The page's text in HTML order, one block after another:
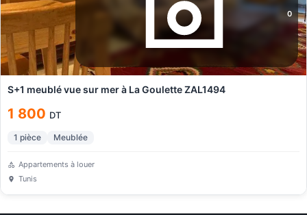
0
S+1 meublé vue sur mer à La Goulette ZAL1494
1 800 DT
1 pièce Meublée
Appartements à louer
Tunis